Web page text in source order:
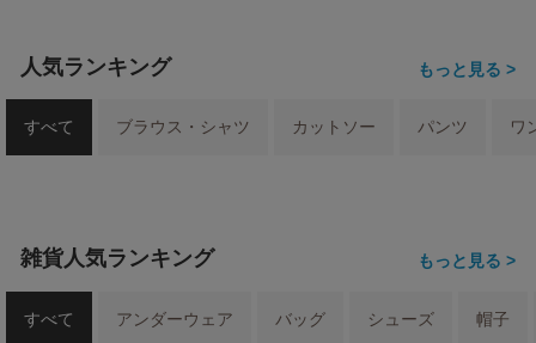
人気ランキング もっと見る >
すべて ブラウス・シャツ カットソー パンツ ワ
雑貨人気ランキング もっと見る >
すべて アンダーウェア バッグ シューズ 帽子